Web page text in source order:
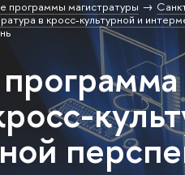
программы магистратуры
в кросс-культурной и